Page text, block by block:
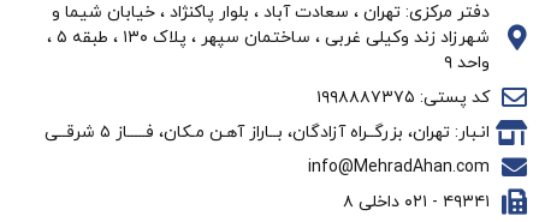
دفتر مرکزی: تهران ، سعادت آباد ، بلوار پاکنژاد ، خیابان شیما و
شهرزاد زند وکیلی غربی ، ساختمان سپهر ، پلاک ۱۳۰ ، طبقه ۵ ،
واحد ۹
کد پستی: ۱۹۹۸۸۸۷۳۷۵
انـبار: تهران، بزرگــراه آزادگان، بــاراز آهـن مـکان، فـــــاز ۵ شرقــی
info@MehradAhan.com
۴۹۳۴۱ - ۰۲۱ داخلی ۸